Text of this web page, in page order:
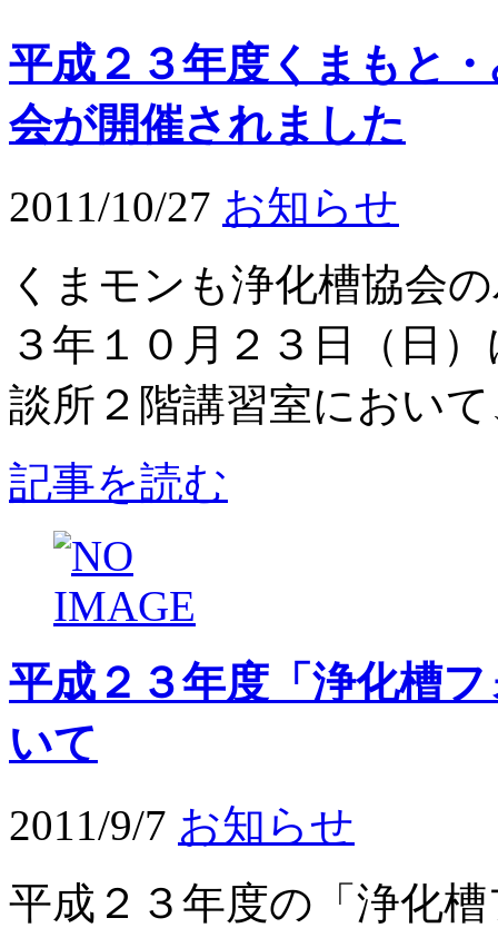
平成２３年度くまもと
会が開催されました
2011/10/27 お知らせ
くまモンも浄化槽協会
３年１０月２３日（日
談所２階講習室におい
記事を読む
平成２３年度「浄化槽
いて
2011/9/7 お知らせ
平成２３年度の「浄化